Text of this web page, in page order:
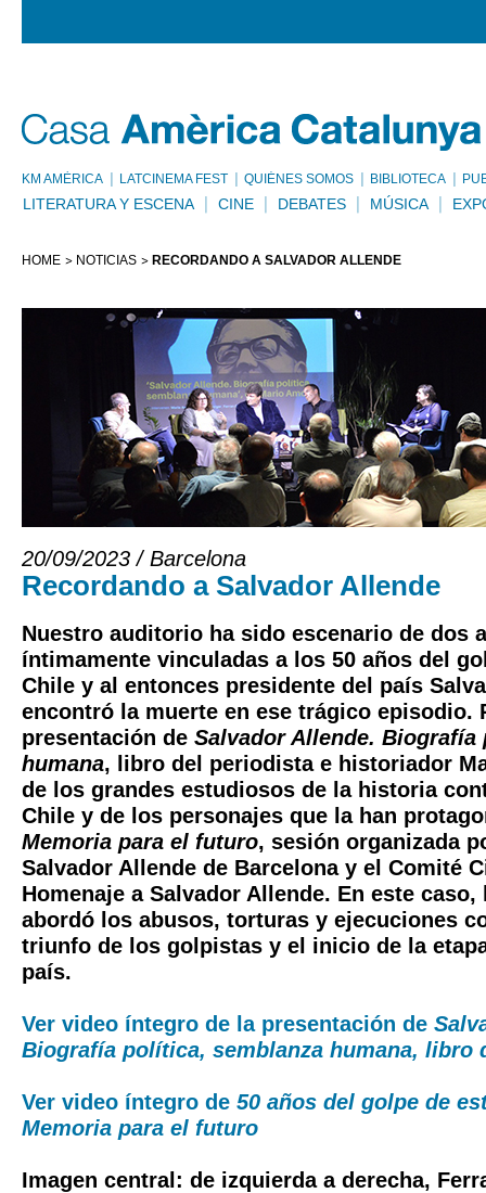
KM AMÈRICA LATCINEMA FEST QUIÉNES SOMOS BIBLIOTECA
LITERATURA Y ESCENA CINE DEBATES MÚSICA
HOME NOTICIAS RECORDANDO A SALVADOR ALLENDE
20/09/2023 / Barcelona
Recordando a Salvador Allende
Nuestro auditorio ha sido escenario de dos
íntimamente vinculadas a los 50 años del
Chile y al entonces presidente del país
encontró la muerte en ese trágico episodio.
presentación de Salvador Allende.
humana, libro del periodista e historiador
de los grandes estudiosos de la historia
Chile y de los personajes que la han
Memoria para el futuro, sesión organizada
Salvador Allende de Barcelona y el Comité
Homenaje a Salvador Allende. En este
abordó los abusos, torturas y ejecuciones
triunfo de los golpistas y el inicio de la
país.
Ver video íntegro de la presentación de
Biografía política, semblanza humana, libro
Ver video íntegro de 50 años del golpe de
Memoria para el futuro
Imagen central: de izquierda a derecha,